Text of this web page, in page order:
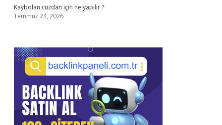
Kaybolan cüzdan için ne yapılır ?
Temmuz 24, 2026